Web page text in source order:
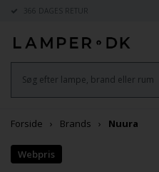
366 DAGES RETUR
Forside Brands Nuura